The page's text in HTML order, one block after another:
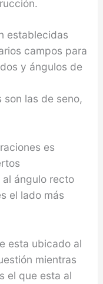
establecidas
campos para
y ángulos de
son las de seno,
es
ángulo recto
el lado más
esta ubicado al
mientras
el que esta al